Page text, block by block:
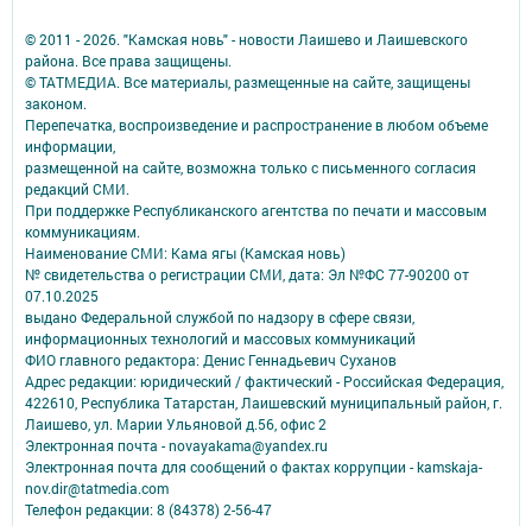
© 2011 - 2026. "Камская новь" - новости Лаишево и Лаишевского
района. Все права защищены.
© ТАТМЕДИА. Все материалы, размещенные на сайте, защищены
законом.
Перепечатка, воспроизведение и распространение в любом объеме
информации,
размещенной на сайте, возможна только с письменного согласия
редакций СМИ.
При поддержке Республиканского агентства по печати и массовым
коммуникациям.
Наименование СМИ: Кама ягы (Камская новь)
№ свидетельства о регистрации СМИ, дата: Эл №ФC 77-90200 от
07.10.2025
выдано Федеральной службой по надзору в сфере связи,
информационных технологий и массовых коммуникаций
ФИО главного редактора: Денис Геннадьевич Суханов
Адрес редакции: юридический / фактический - Российская Федерация,
422610, Республика Татарстан, Лаишевский муниципальный район, г.
Лаишево, ул. Марии Ульяновой д.56, офис 2
Электронная почта - novayakama@yandex.ru
Электронная почта для сообщений о фактах коррупции - kamskaja-
nov.dir@tatmedia.com
Телефон редакции: 8 (84378) 2-56-47